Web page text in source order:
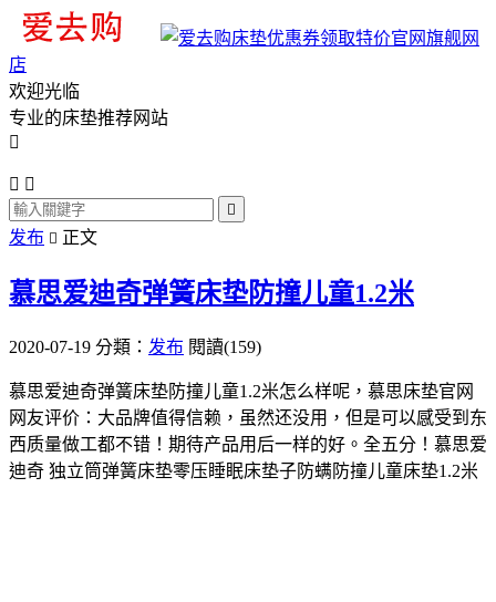
旗舰网
店
欢迎光临
专业的床垫推荐网站

 

发布  正文
慕思爱迪奇弹簧床垫防撞儿童1.2米
2020-07-19 分類： 发布 閱讀(159)
慕思爱迪奇弹簧床垫防撞儿童1.2米怎么样呢，慕思床垫官网
网友评价：大品牌值得信赖，虽然还没用，但是可以感受到东
西质量做工都不错！期待产品用后一样的好。全五分！慕思爱
迪奇 独立筒弹簧床垫零压睡眠床垫子防螨防撞儿童床垫1.2米